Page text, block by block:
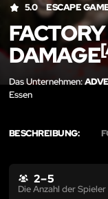
5.0 ESCAPE
FACTORY
DAMAGE
Das Unternehmen:
Essen
BESCHREIBUNG:
2 – 5
Die Anzahl der Spieler